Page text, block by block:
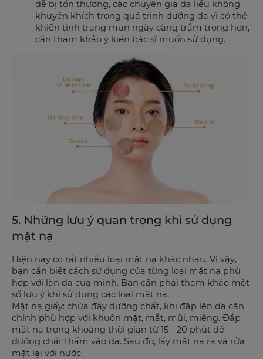
dễ bị tổn thương, các chuyên gia da liễu không
khuyến khích trong quá trình dưỡng da vì có thể
khiến tình trạng mụn ngày càng trầm trọng hơn,
cần tham khảo ý kiến bác sĩ muốn sử dụng.
5. Những lưu ý quan trọng khi sử dụng
mặt nạ
Hiện nay có rất nhiều loại mặt nạ khác nhau. Vì vậy,
bạn cần biết cách sử dụng của từng loại mặt nạ phù
hợp với làn da của mình. Bạn cần phải tham khảo một
số lưu ý khi sử dụng các loại mặt nạ:
Mặt nạ giấy: chứa đầy dưỡng chất, khi đắp lên da căn
chỉnh phù hợp với khuôn mặt, mắt, mũi, miệng. Đắp
mặt nạ trong khoảng thời gian từ 15 - 20 phút để
dưỡng chất thấm vào da. Sau đó, lấy mặt nạ ra và rửa
mặt lại với nước.